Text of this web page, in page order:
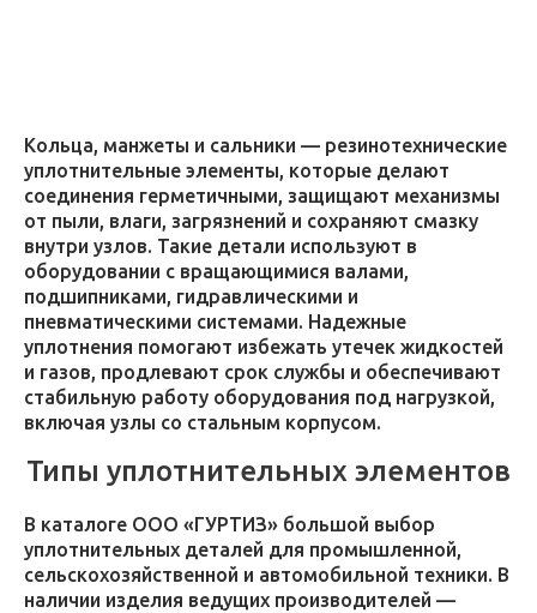
Кольца, манжеты и сальники — резинотехнические
уплотнительные элементы, которые делают
соединения герметичными, защищают механизмы
от пыли, влаги, загрязнений и сохраняют смазку
внутри узлов. Такие детали используют в
оборудовании с вращающимися валами,
подшипниками, гидравлическими и
пневматическими системами. Надежные
уплотнения помогают избежать утечек жидкостей
и газов, продлевают срок службы и обеспечивают
стабильную работу оборудования под нагрузкой,
включая узлы со стальным корпусом.
Типы уплотнительных элементов
В каталоге ООО «ГУРТИЗ» большой выбор
уплотнительных деталей для промышленной,
сельскохозяйственной и автомобильной техники. В
наличии изделия ведущих производителей —